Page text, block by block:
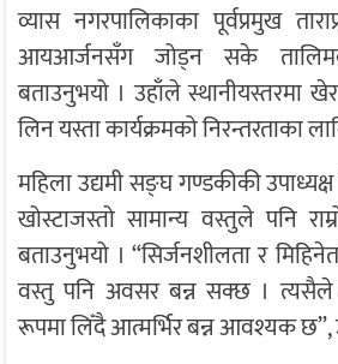
व्यास नगरपालिकाका पूर्वप्रमुख
आयआर्जनसँग जोड्न सके
बताउनुभयो । उहाँले स्थानीयस्तरमा
लिन यस्ता कार्यक्रमको निरन्तरताका
महिला उद्यमी सङ्घ गण्डकीकी
खोस्टाजस्तो सामान्य वस्तुले पनि
बताउनुभयो । “सिर्जनशीलता र
वस्तु पनि अवसर बन्न सक्छ ।
रूपमा लिँदै आत्मर्भिर बन्न आवश्यक छ”,